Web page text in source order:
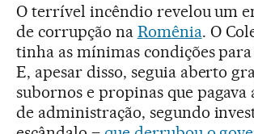
O terrível incêndio revelou um
de corrupção na Romênia. O
tinha as mínimas condições
E, apesar disso, seguia aberto
subornos e propinas que pagava
de administração, segundo